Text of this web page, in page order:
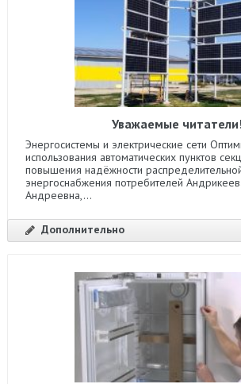
Уважаемые
Энергосистемы и электрические сети
использования автоматических пунктов
повышения надёжности
энергоснабжения потребителей
Андреевна,...
Дополнительно